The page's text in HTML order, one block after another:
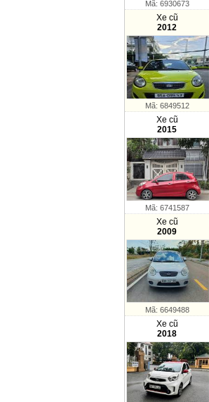
Mã: 6930673
Xe cũ
2012
Mã: 6849512
Xe cũ
2015
Mã: 6741587
Xe cũ
2009
Mã: 6649488
Xe cũ
2018